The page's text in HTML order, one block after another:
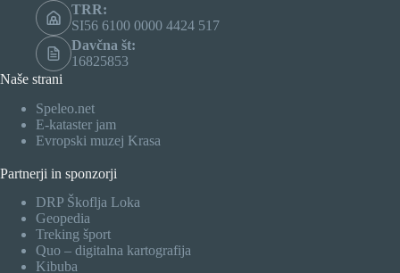
TRR:
SI56 6100 0000 4424 517
Davčna št:
16825853
Naše strani
Speleo.net
E-kataster jam
Evropski muzej Krasa
Partnerji in sponzorji
DRP Škoflja Loka
Geopedia
Treking šport
Quo – digitalna kartografija
Kibuba